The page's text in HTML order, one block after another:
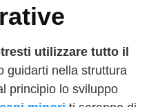
utilizzare tutto il
guidarti nella struttura
principio lo sviluppo